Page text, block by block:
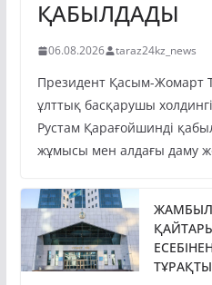
ҚАБЫЛДАДЫ
06.08.2026 taraz24kz_news
Президент Қасым-Жомарт
ұлттық басқарушы
Рустам Қарағойшинді
жұмысы мен алдағы даму